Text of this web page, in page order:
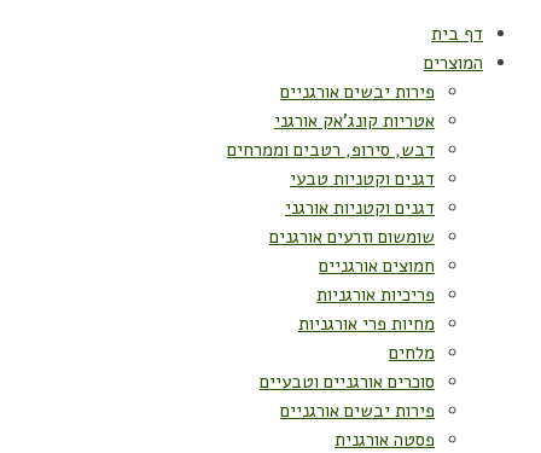
דף בית
המוצרים
פירות יבשים אורגניים
אטריות קונג'אק אורגני
דבש, סירופ, רטבים וממרחים
דגנים וקטניות טבעי
דגנים וקטניות אורגני
שומשום וזרעים אורגנים
חמוצים אורגניים
פריכיות אורגניות
מחיות פרי אורגניות
מלחים
סוכרים אורגניים וטבעיים
פירות יבשים אורגניים
פסטה אורגנית